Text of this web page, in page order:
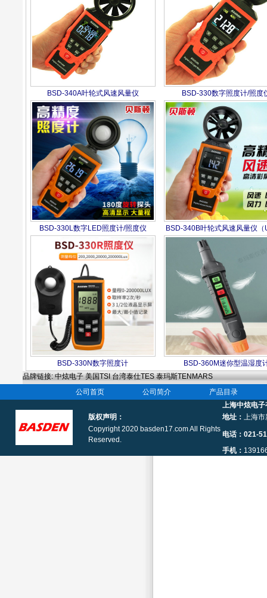
BSD-340A叶轮式风速风量仪 BSD-330数字照度计/照度
BSD-330L数字LED照度计/照度仪 BSD-340B叶轮式风速风量仪（
BSD-330N数字照度计
BSD-360M迷你型温湿度
品牌链接:中炫电子 美国TSI 台湾泰仕TES 泰玛斯TENMARS
公司首页
公司简介
产品目录
上海中炫电子
版权声明：
地址： 上海
Copyright 2020 basden17.com All Rights
Reserved.
电话：021-
手机：